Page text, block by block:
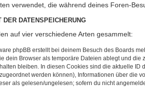
verwendet, die während deines Foren-
DER DATENSPEICHERUNG
auf vier verschiedene Arten gesammelt:
phpBB erstellt bei deinem Besuch des Boards
dein Browser als temporäre Dateien ablegt und die
bleiben. In diesen Cookies sind die aktuelle ID
werden können), Informationen über die
als gelesen/ungelesen; sofern du nicht